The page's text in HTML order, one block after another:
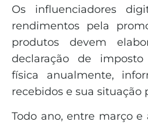
Os influenciadores
rendimentos pela
produtos devem
declaração de
física anualmente,
recebidos e sua situação
Todo ano, entre março